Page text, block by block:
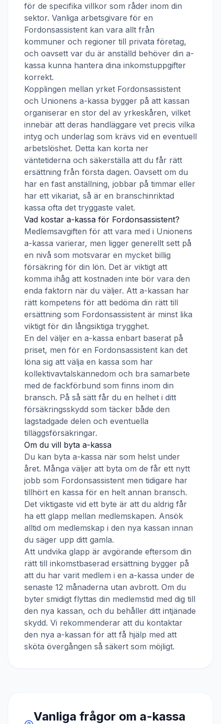
för de specifika villkor som råder inom din
sektor. Vanliga arbetsgivare för en
Fordonsassistent kan vara allt från
kommuner och regioner till privata företag,
och oavsett var du är anställd behöver din a-
kassa kunna hantera dina inkomstuppgifter
korrekt.
Kopplingen mellan yrket Fordonsassistent
och Unionens a-kassa bygger på att kassan
organiserar en stor del av yrkeskåren, vilket
innebär att deras handläggare vet precis vilka
intyg och underlag som krävs vid en eventuell
arbetslöshet. Detta kan korta ner
väntetiderna och säkerställa att du får rätt
ersättning från första dagen. Oavsett om du
har en fast anställning, jobbar på timmar eller
har ett vikariat, så är en branschinriktad
kassa ofta det tryggaste valet.
Vad kostar a-kassa för Fordonsassistent?
Medlemsavgiften för att vara med i Unionens
a-kassa varierar, men ligger generellt sett på
en nivå som motsvarar en mycket billig
försäkring för din lön. Det är viktigt att
komma ihåg att kostnaden inte bör vara den
enda faktorn när du väljer. Att a-kassan har
rätt kompetens för att bedöma din rätt till
ersättning som Fordonsassistent är minst lika
viktigt för din långsiktiga trygghet.
En del väljer en a-kassa enbart baserat på
priset, men för en Fordonsassistent kan det
löna sig att välja en kassa som har
kollektivavtalskännedom och bra samarbete
med de fackförbund som finns inom din
bransch. På så sätt får du en helhet i ditt
försäkringsskydd som täcker både den
lagstadgade delen och eventuella
tilläggsförsäkringar.
Om du vill byta a-kassa
Du kan byta a-kassa när som helst under
året. Många väljer att byta om de får ett nytt
jobb som Fordonsassistent men tidigare har
tillhört en kassa för en helt annan bransch.
Det viktigaste vid ett byte är att du aldrig får
ha ett glapp mellan medlemskapen. Ansök
alltid om medlemskap i den nya kassan innan
du säger upp ditt gamla.
Att undvika glapp är avgörande eftersom din
rätt till inkomstbaserad ersättning bygger på
att du har varit medlem i en a-kassa under de
senaste 12 månaderna utan avbrott. Om du
byter smidigt flyttas din medlemstid med dig till
den nya kassan, och du behåller ditt intjänade
skydd. Vi rekommenderar att du kontaktar
den nya a-kassan för att få hjälp med att
sköta övergången så säkert som möjligt.
Vanliga frågor om a-kassa